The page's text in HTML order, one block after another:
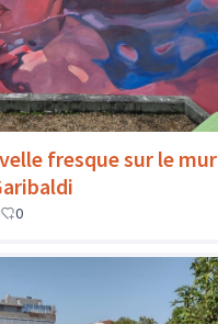
fresque sur le mur
0